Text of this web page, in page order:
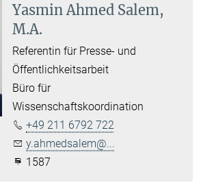
Yasmin Ahmed Salem,
M.A.
Referentin für Presse- und
Öffentlichkeitsarbeit
Büro für
Wissenschaftskoordination
+49 211 6792 722
y.ahmedsalem@...
1587